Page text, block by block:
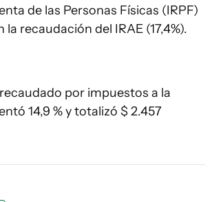
de las Personas Físicas (IRPF)
la recaudación del IRAE (17,4%).
por impuestos a la
14,9 % y totalizó $ 2.457